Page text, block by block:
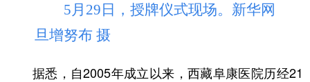
5月29日，授牌仪式现场。新华网
旦增努布 摄
据悉，自2005年成立以来，西藏阜康医院历经21